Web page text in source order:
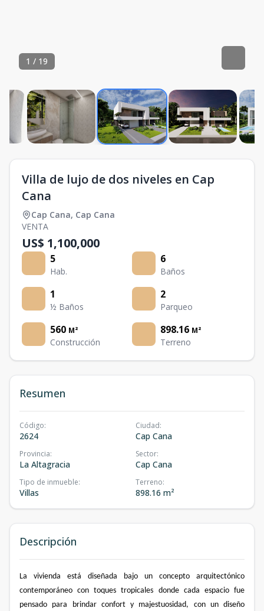
1 / 19
Villa de lujo de dos niveles en Cap
Cana
Cap Cana, Cap Cana
VENTA
US$ 1,100,000
5
Hab.
6
Baños
1
½ Baños
2
Parqueo
560 M²
Construcción
898.16 M²
Terreno
Resumen
Código:
2624
Ciudad:
Cap Cana
Provincia:
La Altagracia
Sector:
Cap Cana
Tipo de inmueble:
Villas
Terreno:
898.16 m²
Descripción
La vivienda está diseñada bajo un concepto arquitectónico
contemporáneo con toques tropicales donde cada espacio fue
pensado para brindar confort y majestuosidad, con un diseño